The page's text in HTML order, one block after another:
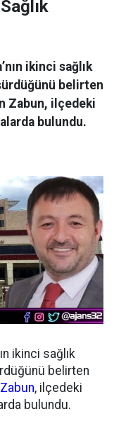
ikinci sağlık
belirten
Zabun, ilçedeki
bulundu.
ikinci sağlık
belirten
, ilçedeki
bulundu.